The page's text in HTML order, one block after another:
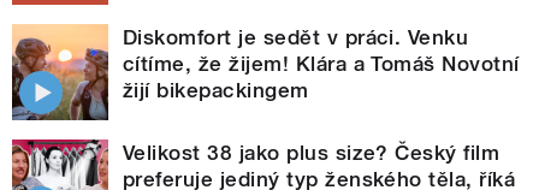
Diskomfort je sedět v práci. Venku
cítíme, že žijem! Klára a Tomáš Novotní
žijí bikepackingem
Velikost 38 jako plus size? Český film
preferuje jediný typ ženského těla, říká